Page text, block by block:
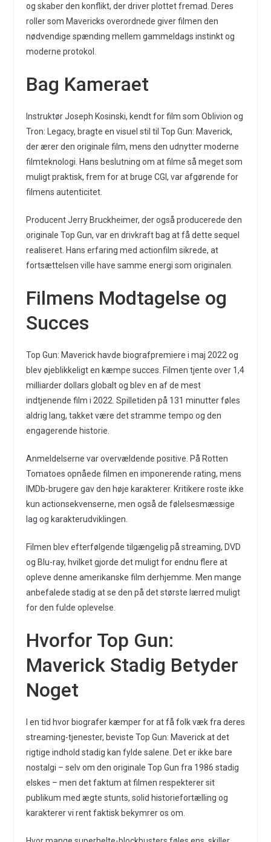
og skaber den konflikt, der driver plottet fremad. Deres
roller som Mavericks overordnede giver filmen den
nødvendige spænding mellem gammeldags instinkt og
moderne protokol.
Bag Kameraet
Instruktør Joseph Kosinski, kendt for film som Oblivion og
Tron: Legacy, bragte en visuel stil til Top Gun: Maverick,
der ærer den originale film, mens den udnytter moderne
filmteknologi. Hans beslutning om at filme så meget som
muligt praktisk, frem for at bruge CGI, var afgørende for
filmens autenticitet.
Producent Jerry Bruckheimer, der også producerede den
originale Top Gun, var en drivkraft bag at få dette sequel
realiseret. Hans erfaring med actionfilm sikrede, at
fortsættelsen ville have samme energi som originalen.
Filmens Modtagelse og
Succes
Top Gun: Maverick havde biografpremiere i maj 2022 og
blev øjeblikkeligt en kæmpe succes. Filmen tjente over 1,4
milliarder dollars globalt og blev en af de mest
indtjenende film i 2022. Spilletiden på 131 minutter føles
aldrig lang, takket være det stramme tempo og den
engagerende historie.
Anmeldelserne var overvældende positive. På Rotten
Tomatoes opnåede filmen en imponerende rating, mens
IMDb-brugere gav den høje karakterer. Kritikere roste ikke
kun actionsekvenserne, men også de følelsesmæssige
lag og karakterudviklingen.
Filmen blev efterfølgende tilgængelig på streaming, DVD
og Blu-ray, hvilket gjorde det muligt for endnu flere at
opleve denne amerikanske film derhjemme. Men mange
anbefalede stadig at se den på det største lærred muligt
for den fulde oplevelse.
Hvorfor Top Gun:
Maverick Stadig Betyder
Noget
I en tid hvor biografer kæmper for at få folk væk fra deres
streaming-tjenester, beviste Top Gun: Maverick at det
rigtige indhold stadig kan fylde salene. Det er ikke bare
nostalgi – selv om den originale Top Gun fra 1986 stadig
elskes – men det faktum at filmen respekterer sit
publikum med ægte stunts, solid historiefortælling og
karakterer vi rent faktisk bekymrer os om.